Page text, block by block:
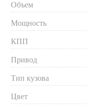
Объем
Мощность
КПП
Привод
Тип кузова
Цвет